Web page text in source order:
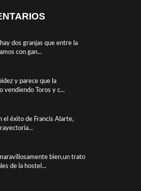
dos granjas que entre la
con gan...
y parece que la
vendiendo Toros y c...
el éxito de Francis Alarte,
bien,un trato
de la hostel...